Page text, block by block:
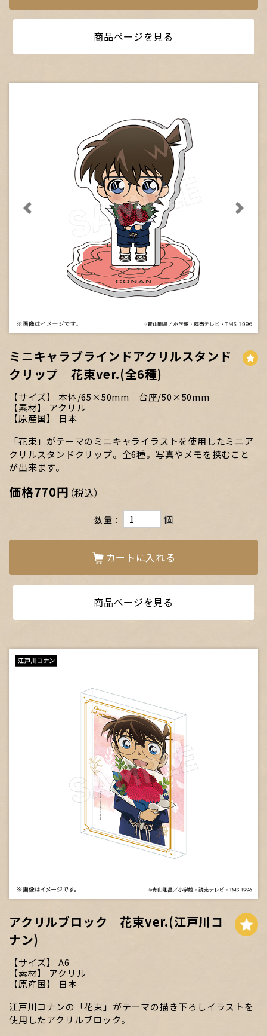
商品ページを見る
次に送る 次に
ミニキャラブラインドアクリルスタンド
クリップ 花束ver.(全6種)
サイズ
本体/65×50mm 台座/50×50mm
素材
アクリル
原産国
日本
「花束」がテーマのミニキャライラストを使用したミニア
クリルスタンドクリップ。全6種。写真やメモを挟むこと
が出来ます。
価格770円 （税込）
数量 個
カートに入れる
商品ページを見る
アクリルブロック 花束ver.(江戸川コ
ナン)
サイズ
A6
素材
アクリル
原産国
日本
江戸川コナンの「花束」がテーマの描き下ろしイラストを
使用したアクリルブロック。